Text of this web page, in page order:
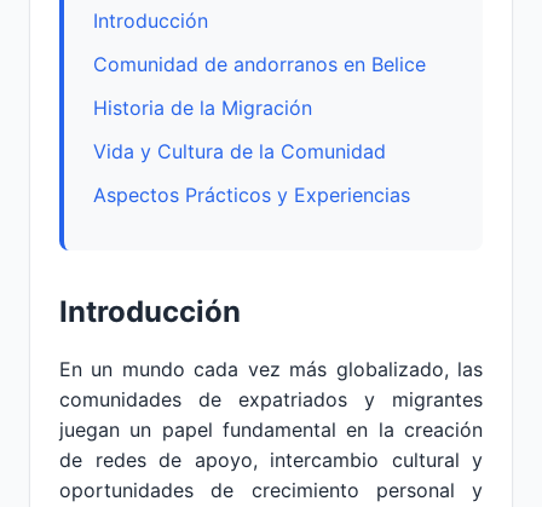
Introducción
Comunidad de andorranos en Belice
Historia de la Migración
Vida y Cultura de la Comunidad
Aspectos Prácticos y Experiencias
Introducción
En un mundo cada vez más globalizado, las
comunidades de expatriados y migrantes
juegan un papel fundamental en la creación
de redes de apoyo, intercambio cultural y
oportunidades de crecimiento personal y